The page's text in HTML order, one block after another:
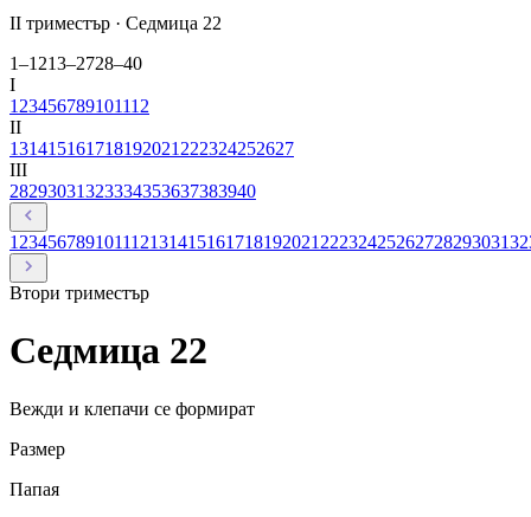
ІІ триместър · Седмица 22
1–1213–2728–40
І
1 23456789101112
ІІ
131415161718192021 222324252627
ІІІ
28293031323334353637383940
1 23456789101112131415161718192021 2223242526272829303132
Втори триместър
Седмица 22
Вежди и клепачи се формират
Размер
Папая